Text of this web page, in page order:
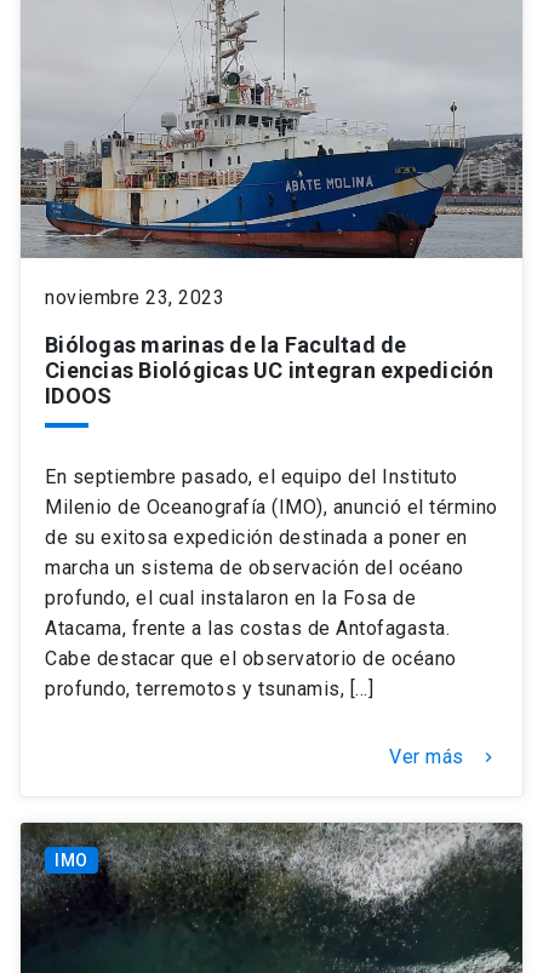
noviembre 23, 2023
Biólogas marinas de la Facultad de
Ciencias Biológicas UC integran expedición
IDOOS
En septiembre pasado, el equipo del Instituto
Milenio de Oceanografía (IMO), anunció el término
de su exitosa expedición destinada a poner en
marcha un sistema de observación del océano
profundo, el cual instalaron en la Fosa de
Atacama, frente a las costas de Antofagasta.
Cabe destacar que el observatorio de océano
profundo, terremotos y tsunamis, […]
Ver más keyboard_arrow_right
IMO